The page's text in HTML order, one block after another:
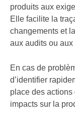
produits aux
Elle facilite la
changements et
aux audits ou aux
En cas de
d’identifier
place des
impacts sur la